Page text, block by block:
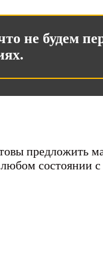
не будем
предложить
состоянии